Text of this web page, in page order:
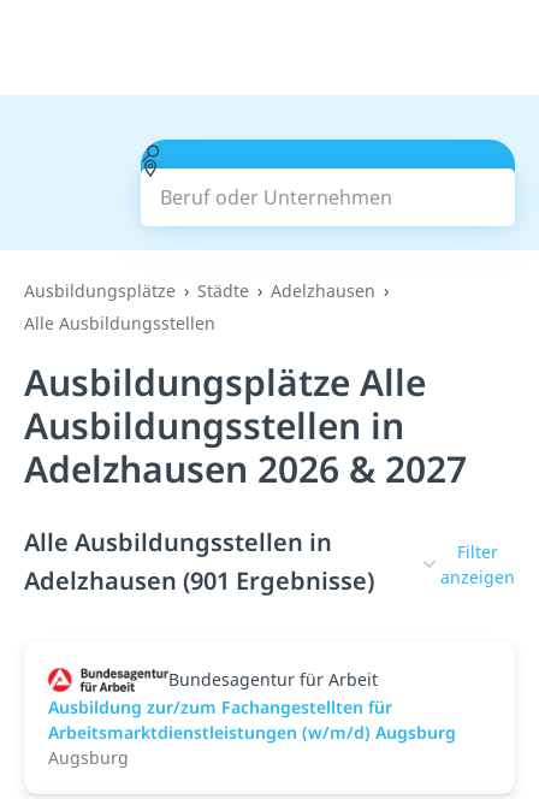
Beruf oder Unternehmen
Suchen
Ausbildungsplätze Städte
Adelzhausen
Alle Ausbildungsstellen
Ausbildungsplätze Alle
Ausbildungsstellen in
Adelzhausen 2026 & 2027
Alle Ausbildungsstellen in
Adelzhausen (901 Ergebnisse)
Filter
anzeigen
Bundesagentur für Arbeit
Ausbildung zur/zum Fachangestellten für
Arbeitsmarktdienstleistungen (w/m/d) Augsburg
Augsburg